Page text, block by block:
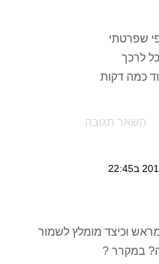
שפרטתי
לרכך
כמה דקות
השאר תגובה
מראש וכיצד מומלץ לשמור
במקרר ?